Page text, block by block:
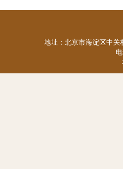
地址：北京市海淀区中